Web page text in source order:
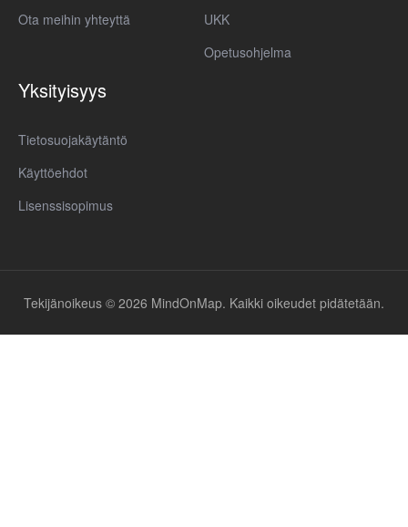
Ota meihin yhteyttä
UKK
Opetusohjelma
Yksityisyys
Tietosuojakäytäntö
Käyttöehdot
Lisenssisopimus
Tekijänoikeus © 2026 MindOnMap. Kaikki oikeudet pidätetään.